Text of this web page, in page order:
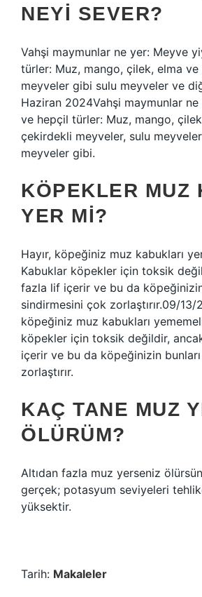
NEYI SEVER?
Vahşi maymunlar ne yer: Meyve
türler: Muz, mango, çilek, elma
meyveler gibi sulu meyveler ve
Haziran 2024Vahşi maymunlar
ve hepçil türler: Muz, mango,
çekirdekli meyveler, sulu
meyveler gibi.
KÖPEKLER MUZ
YER MI?
Hayır, köpeğiniz muz kabukları
Kabuklar köpekler için toksik
fazla lif içerir ve bu da
sindirmesini çok zorlaştırır.09/13/
köpeğiniz muz kabukları
köpekler için toksik değildir,
içerir ve bu da köpeğinizin
zorlaştırır.
KAÇ TANE MUZ
ÖLÜRÜM?
Altıdan fazla muz yerseniz
gerçek; potasyum seviyeleri
yüksektir.
Tarih: Makaleler